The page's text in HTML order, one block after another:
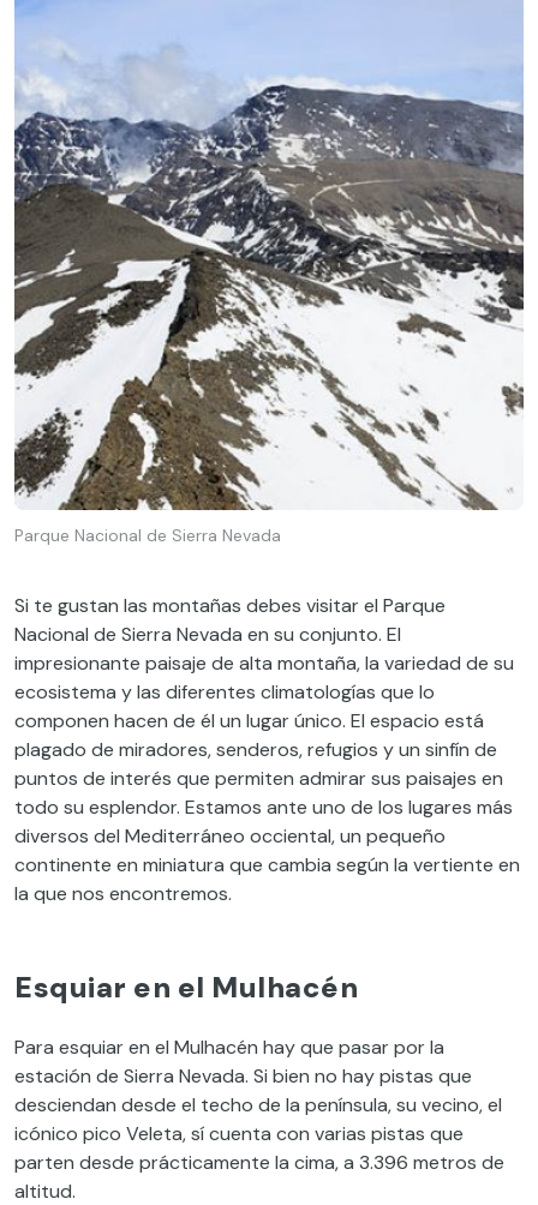
Parque Nacional de Sierra Nevada
Si te gustan las montañas debes visitar el Parque
Nacional de Sierra Nevada en su conjunto. El
impresionante paisaje de alta montaña, la variedad de su
ecosistema y las diferentes climatologías que lo
componen hacen de él un lugar único. El espacio está
plagado de miradores, senderos, refugios y un sinfín de
puntos de interés que permiten admirar sus paisajes en
todo su esplendor. Estamos ante uno de los lugares más
diversos del Mediterráneo occiental, un pequeño
continente en miniatura que cambia según la vertiente en
la que nos encontremos.
Esquiar en el Mulhacén
Para esquiar en el Mulhacén hay que pasar por la
estación de Sierra Nevada. Si bien no hay pistas que
desciendan desde el techo de la península, su vecino, el
icónico pico Veleta, sí cuenta con varias pistas que
parten desde prácticamente la cima, a 3.396 metros de
altitud.